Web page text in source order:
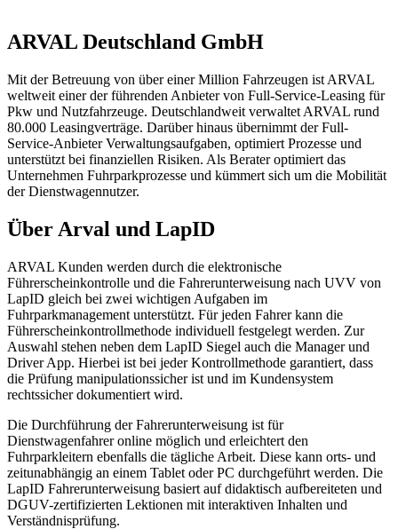
ARVAL Deutschland GmbH
Mit der Betreuung von über einer Million Fahrzeugen ist ARVAL
weltweit einer der führenden Anbieter von Full-Service-Leasing für
Pkw und Nutzfahrzeuge. Deutschlandweit verwaltet ARVAL rund
80.000 Leasingverträge. Darüber hinaus übernimmt der Full-
Service-Anbieter Verwaltungsaufgaben, optimiert Prozesse und
unterstützt bei finanziellen Risiken. Als Berater optimiert das
Unternehmen Fuhrparkprozesse und kümmert sich um die Mobilität
der Dienstwagennutzer.
Über Arval und LapID
ARVAL Kunden werden durch die elektronische
Führerscheinkontrolle und die Fahrerunterweisung nach UVV von
LapID gleich bei zwei wichtigen Aufgaben im
Fuhrparkmanagement unterstützt. Für jeden Fahrer kann die
Führerscheinkontrollmethode individuell festgelegt werden. Zur
Auswahl stehen neben dem LapID Siegel auch die Manager und
Driver App. Hierbei ist bei jeder Kontrollmethode garantiert, dass
die Prüfung manipulationssicher ist und im Kundensystem
rechtssicher dokumentiert wird.
Die Durchführung der Fahrerunterweisung ist für
Dienstwagenfahrer online möglich und erleichtert den
Fuhrparkleitern ebenfalls die tägliche Arbeit. Diese kann orts- und
zeitunabhängig an einem Tablet oder PC durchgeführt werden. Die
LapID Fahrerunterweisung basiert auf didaktisch aufbereiteten und
DGUV-zertifizierten Lektionen mit interaktiven Inhalten und
Verständnisprüfung.